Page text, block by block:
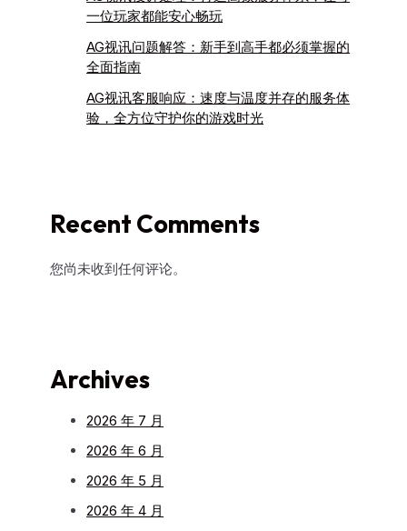
一位玩家都能安心畅玩
AG视讯问题解答：新手到高手都必须掌握的
全面指南
AG视讯客服响应：速度与温度并存的服务体
验，全方位守护你的游戏时光
Recent Comments
您尚未收到任何评论。
Archives
2026 年 7 月
2026 年 6 月
2026 年 5 月
2026 年 4 月